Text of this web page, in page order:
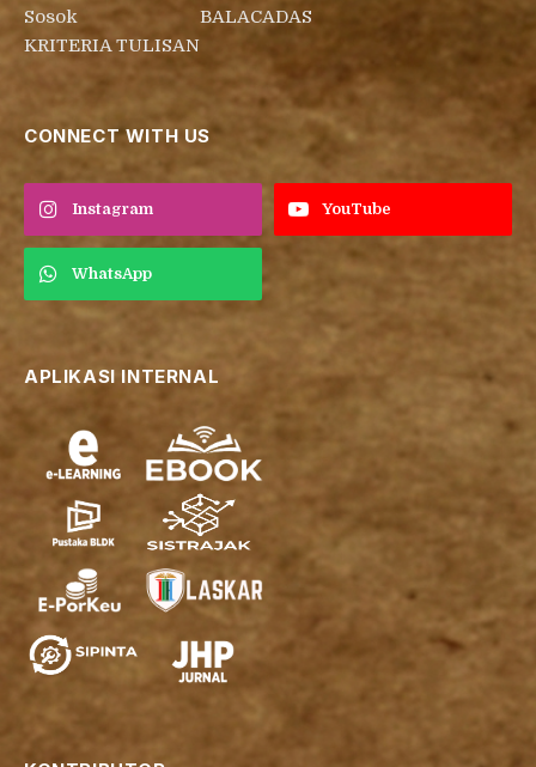
Sosok
KRITERIA TULISAN
BALACADAS
CONNECT WITH US
Instagram YouTube
WhatsApp
APLIKASI INTERNAL